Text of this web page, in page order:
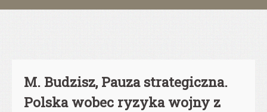
M. Budzisz, Pauza strategiczna.
Polska wobec ryzyka wojny z